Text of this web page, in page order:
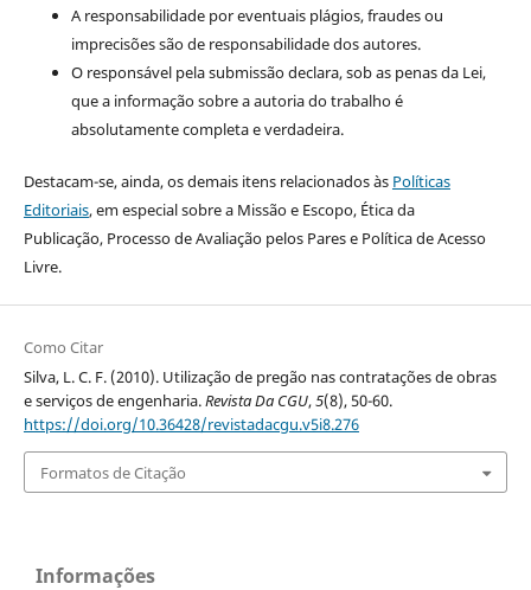
A responsabilidade por eventuais plágios, fraudes ou
imprecisões são de responsabilidade dos autores.
O responsável pela submissão declara, sob as penas da Lei,
que a informação sobre a autoria do trabalho é
absolutamente completa e verdadeira.
Destacam-se, ainda, os demais itens relacionados às Políticas
Editoriais, em especial sobre a Missão e Escopo, Ética da
Publicação, Processo de Avaliação pelos Pares e Política de Acesso
Livre.
Como Citar
Silva, L. C. F. (2010). Utilização de pregão nas contratações de obras
e serviços de engenharia.Revista Da CGU,5(8), 50-60.
https://doi.org/10.36428/revistadacgu.v5i8.276
Formatos de Citação
Informações